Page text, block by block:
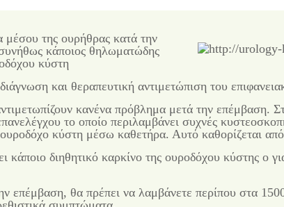
μέσου της ουρήθρας κατά την
κάποιος θηλωματώδης
κύστη
και θεραπευτική αντιμετώπιση του
κανένα πρόβλημα μετά την επέμβαση.
το οποίο περιλαμβάνει συχνές
κύστη μέσω καθετήρα. Αυτό καθορίζεται
κάποιο διηθητικό καρκίνο της ουροδόχου κύστης ο
επέμβαση, θα πρέπει να λαμβάνετε περίπου στα